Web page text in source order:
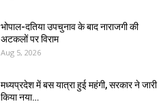
भोपाल-दतिया उपचुनाव के बाद नाराजगी की
अटकलों पर विराम
Aug 5, 2026
मध्यप्रदेश में बस यात्रा हुई महंगी, सरकार ने जारी
किया नया…